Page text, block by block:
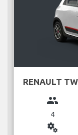
RENAULT
group
4
miscellaneous_services